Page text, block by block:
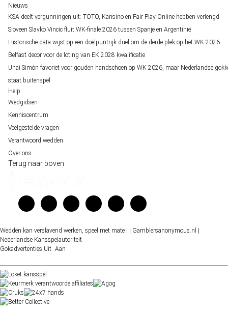
Nieuws
KSA deelt vergunningen uit: TOTO, Kansino en Fair Play Online hebben verlengd
Sloveen Slavko Vincic fluit WK-finale 2026 tussen Spanje en Argentinië
Historische data wijst op een doelpuntrijk duel om de derde plek op het WK 2026
Belfast decor voor de loting van EK 2028 kwalificatie
Unai Simón favoriet voor gouden handschoen op WK 2026, maar Nederlandse
staat buitenspel
Help
Wedgidsen
Kenniscentrum
Veelgestelde vragen
Verantwoord wedden
Over ons
Terug naar boven
Wedden kan verslavend werken, speel met mate | | Gamblersanonymous.nl |
Nederlandse Kansspelautoriteit
Gokadvertenties Uit Aan